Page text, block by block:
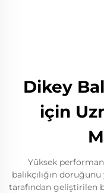
Dikey
için
Yüksek
balıkçılığın
tarafından geliştirilen